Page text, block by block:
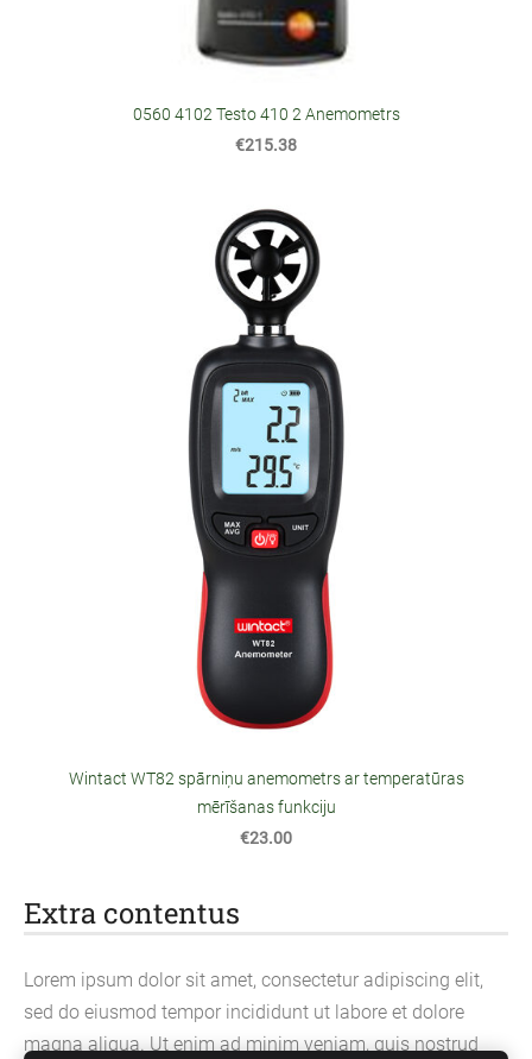
Extra contentus
Lorem ipsum dolor sit amet, consectetur adipiscing elit,
sed do eiusmod tempor incididunt ut labore et dolore
magna aliqua. Ut enim ad minim veniam, quis nostrud
0560 4102 Testo 410 2 Anemometrs
€215.38
Wintact WT82 spārniņu anemometrs ar temperatūras
mērīšanas funkciju
€23.00